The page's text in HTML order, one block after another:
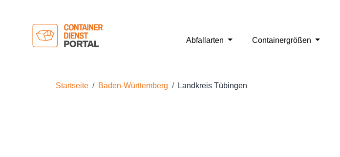
Abfallarten Containergrößen
Startseite Baden-Württemberg Landkreis Tübingen